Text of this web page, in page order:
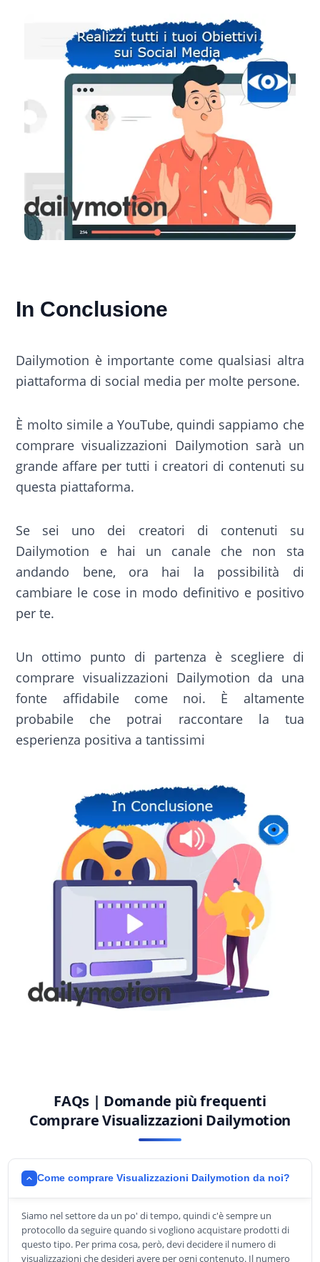
In Conclusione
Dailymotion è importante come qualsiasi altra
piattaforma di social media per molte persone.
È molto simile a YouTube, quindi sappiamo che
comprare visualizzazioni Dailymotion sarà un
grande affare per tutti i creatori di contenuti su
questa piattaforma.
Se sei uno dei creatori di contenuti su
Dailymotion e hai un canale che non sta
andando bene, ora hai la possibilità di
cambiare le cose in modo definitivo e positivo
per te.
Un ottimo punto di partenza è scegliere di
comprare visualizzazioni Dailymotion da una
fonte affidabile come noi. È altamente
probabile che potrai raccontare la tua
esperienza positiva a tantissimi
FAQs | Domande più frequenti
Comprare Visualizzazioni Dailymotion
Come comprare Visualizzazioni Dailymotion da noi?
Siamo nel settore da un po' di tempo, quindi c'è sempre un
protocollo da seguire quando si vogliono acquistare prodotti di
questo tipo. Per prima cosa, però, devi decidere il numero di
visualizzazioni che desideri avere per ogni contenuto. Il numero